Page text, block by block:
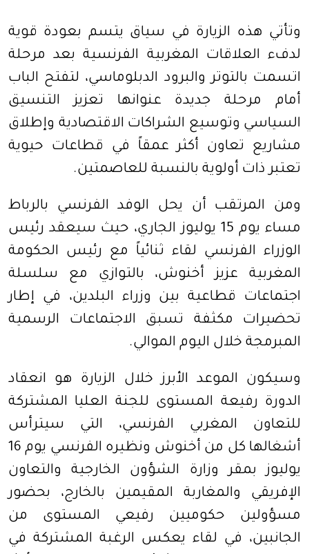
وتأتي هذه الزيارة في سياق يتسم بعودة قوية
لدفء العلاقات المغربية الفرنسية بعد مرحلة
اتسمت بالتوتر والبرود الدبلوماسي، لتفتح الباب
أمام مرحلة جديدة عنوانها تعزيز التنسيق
السياسي وتوسيع الشراكات الاقتصادية وإطلاق
مشاريع تعاون أكثر عمقاً في قطاعات حيوية
تعتبر ذات أولوية بالنسبة للعاصمتين.
ومن المرتقب أن يحل الوفد الفرنسي بالرباط
مساء يوم 15 يوليوز الجاري، حيث سيعقد رئيس
الوزراء الفرنسي لقاء ثنائياً مع رئيس الحكومة
المغربية عزيز أخنوش، بالتوازي مع سلسلة
اجتماعات قطاعية بين وزراء البلدين، في إطار
تحضيرات مكثفة تسبق الاجتماعات الرسمية
المبرمجة خلال اليوم الموالي.
وسيكون الموعد الأبرز خلال الزيارة هو انعقاد
الدورة رفيعة المستوى للجنة العليا المشتركة
للتعاون المغربي الفرنسي، التي سيترأس
أشغالها كل من أخنوش ونظيره الفرنسي يوم 16
يوليوز بمقر وزارة الشؤون الخارجية والتعاون
الإفريقي والمغاربة المقيمين بالخارج، بحضور
مسؤولين حكوميين رفيعي المستوى من
الجانبين، في لقاء يعكس الرغبة المشتركة في